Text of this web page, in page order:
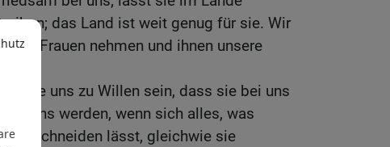
das Land ist weit genug für sie. Wir
zu Frauen nehmen und ihnen unsere
sie uns zu Willen sein, dass sie bei uns
uns werden, wenn sich alles, was
beschneiden lässt, gleichwie sie